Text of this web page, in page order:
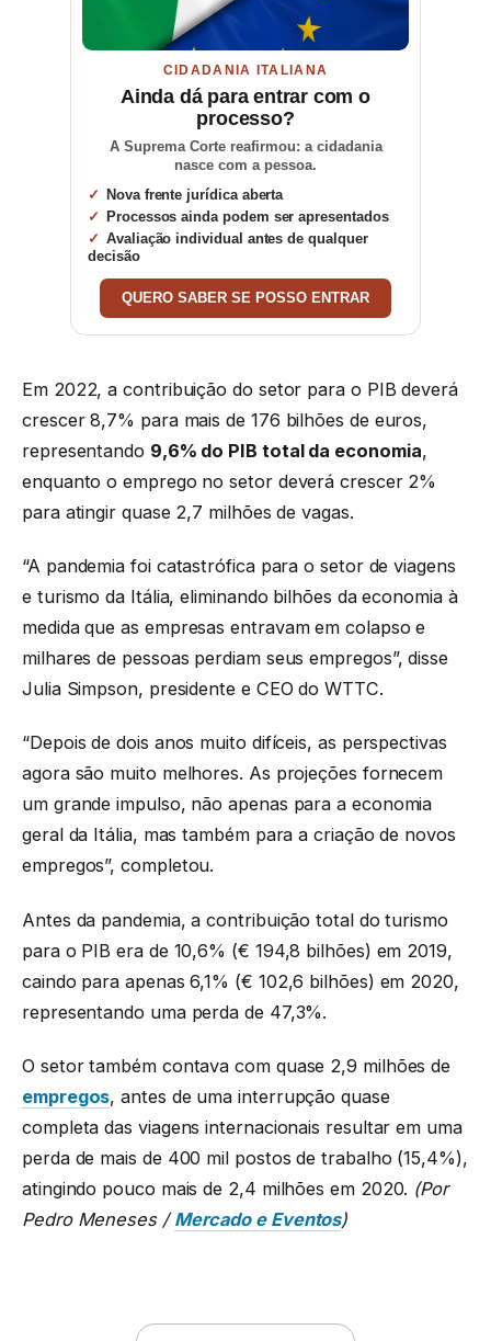
CIDADANIA ITALIANA
Ainda dá para entrar com o
processo?
A Suprema Corte reafirmou: a cidadania
nasce com a pessoa.
Nova frente jurídica aberta
Processos ainda podem ser apresentados
Avaliação individual antes de qualquer
decisão
QUERO SABER SE POSSO ENTRAR
Em 2022, a contribuição do setor para o PIB deverá
crescer 8,7% para mais de 176 bilhões de euros,
representando 9,6% do PIB total da economia,
enquanto o emprego no setor deverá crescer 2%
para atingir quase 2,7 milhões de vagas.
“A pandemia foi catastrófica para o setor de viagens
e turismo da Itália, eliminando bilhões da economia à
medida que as empresas entravam em colapso e
milhares de pessoas perdiam seus empregos”, disse
Julia Simpson, presidente e CEO do WTTC.
“Depois de dois anos muito difíceis, as perspectivas
agora são muito melhores. As projeções fornecem
um grande impulso, não apenas para a economia
geral da Itália, mas também para a criação de novos
empregos”, completou.
Antes da pandemia, a contribuição total do turismo
para o PIB era de 10,6% (€ 194,8 bilhões) em 2019,
caindo para apenas 6,1% (€ 102,6 bilhões) em 2020,
representando uma perda de 47,3%.
O setor também contava com quase 2,9 milhões de
empregos, antes de uma interrupção quase
completa das viagens internacionais resultar em uma
perda de mais de 400 mil postos de trabalho (15,4%),
atingindo pouco mais de 2,4 milhões em 2020. (Por
Pedro Meneses /Mercado e Eventos)